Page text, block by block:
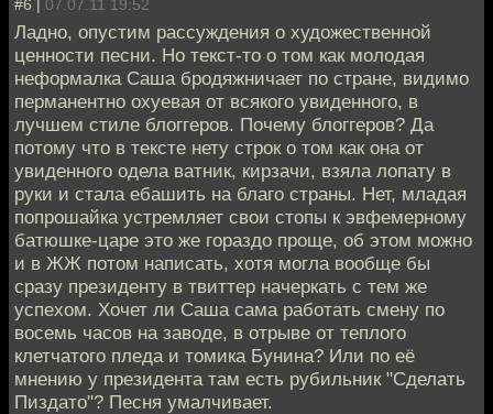
#6 | 07.07.11 19:52
Ладно, опустим рассуждения о художественной
ценности песни. Но текст-то о том как молодая
неформалка Саша бродяжничает по стране, видимо
перманентно охуевая от всякого увиденного, в
лучшем стиле блоггеров. Почему блоггеров? Да
потому что в тексте нету строк о том как она от
увиденного одела ватник, кирзачи, взяла лопату в
руки и стала ебашить на благо страны. Нет, младая
попрошайка устремляет свои стопы к эвфемерному
батюшке-царе это же гораздо проще, об этом можно
и в ЖЖ потом написать, хотя могла вообще бы
сразу президенту в твиттер начеркать с тем же
успехом. Хочет ли Саша сама работать смену по
восемь часов на заводе, в отрыве от теплого
клетчатого пледа и томика Бунина? Или по её
мнению у президента там есть рубильник "Сделать
Пиздато"? Песня умалчивает.